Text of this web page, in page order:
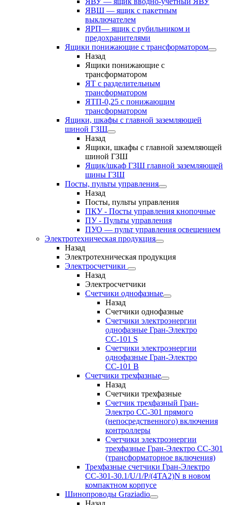
ЯВШ — ящик с пакетным
выключателем
ЯРП— ящик с рубильником и
предохранителями
Ящики понижающие с трансформатором
Назад
Ящики понижающие с
трансформатором
ЯТ с разделительным
трансформатором
ЯТП-0,25 с понижающим
трансформатором
Ящики, шкафы с главной заземляющей
шиной ГЗШ
Назад
Ящики, шкафы с главной заземляющей
шиной ГЗШ
Ящик/шкаф ГЗШ главной заземляющей
шины ГЗШ
Посты, пульты управления
Назад
Посты, пульты управления
ПКУ - Посты управления кнопочные
ПУ - Пульты управления
ПУО — пульт управления освещением
Электротехническая продукция
Назад
Электротехническая продукция
Электросчетчики
Назад
Электросчетчики
Счетчики однофазные
Назад
Счетчики однофазные
Счетчики электроэнергии
однофазные Гран-Электро
СС-101 S
Счетчики электроэнергии
однофазные Гран-Электро
СС-101 B
Счетчики трехфазные
Назад
Счетчики трехфазные
Счетчик трехфазный Гран-
Электро CC-301 прямого
(непосредственного) включения
контроллеры
Счетчики электроэнергии
трехфазные Гран-Электро CC-301
(трансформаторное включения)
Трехфазные счетчики Гран-Электро
СС-301-30.1/U/1/P/(4TA2)N в новом
компактном корпусе
Шинопроводы Graziadio
Назад